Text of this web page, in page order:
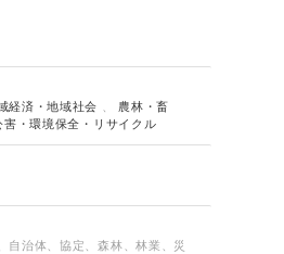
経済・地域社会
農林・畜
害・環境保全・リサイクル
自治体、協定、森林、林業、災